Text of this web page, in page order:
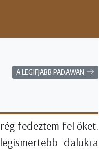
A LEGIFJABB PADAWAN
fedeztem fel őket.
dalukra